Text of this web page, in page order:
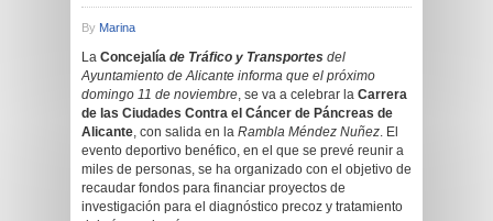
By Marina
La Concejalía de Tráfico y Transportes del
Ayuntamiento de Alicante informa que el próximo
domingo 11 de noviembre, se va a celebrar la Carrera
de las Ciudades Contra el Cáncer de Páncreas de
Alicante, con salida en la Rambla Méndez Nuñez. El
evento deportivo benéfico, en el que se prevé reunir a
miles de personas, se ha organizado con el objetivo de
recaudar fondos para financiar proyectos de
investigación para el diagnóstico precoz y tratamiento